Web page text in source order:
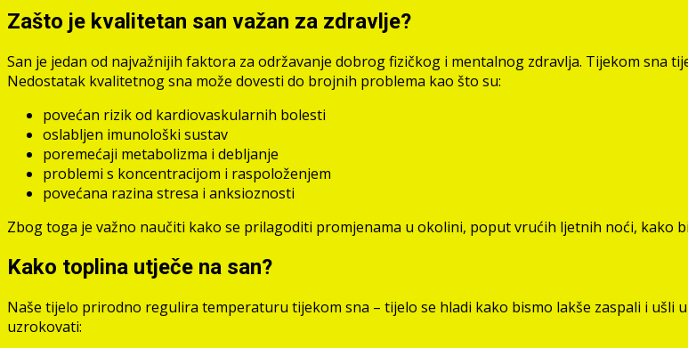
Zašto je kvalitetan san važan za zdravlje?
San je jedan od najvažnijih faktora za održavanje dobrog fizičkog i mentalnog zdravlja. Tijekom sna
Nedostatak kvalitetnog sna može dovesti do brojnih problema kao što su:
povećan rizik od kardiovaskularnih bolesti
oslabljen imunološki sustav
poremećaji metabolizma i debljanje
problemi s koncentracijom i raspoloženjem
povećana razina stresa i anksioznosti
Zbog toga je važno naučiti kako se prilagoditi promjenama u okolini, poput vrućih ljetnih noći, kako
Kako toplina utječe na san?
Naše tijelo prirodno regulira temperaturu tijekom sna – tijelo se hladi kako bismo lakše zaspali i ušli
uzrokovati: